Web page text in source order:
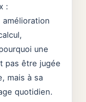
:
une
pas être jugée
mais à sa
quotidien.